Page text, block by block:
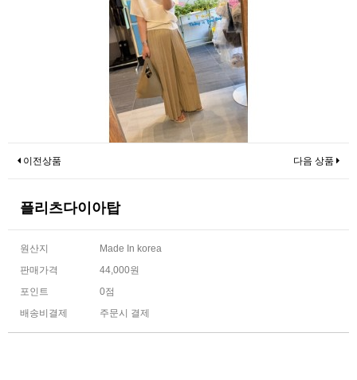
이전상품 다음 상품
플리츠다이아탑
원산지
Made In korea
판매가격
44,000원
포인트
0점
배송비결제
주문시 결제